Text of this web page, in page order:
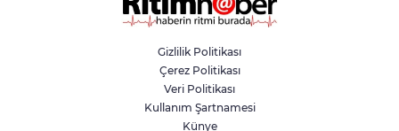
Aslı Hünel’den Bursa Festivali’nde
unutulmaz gece
Osmangazi Belediyesi istihdama köprü
olmayı sürdürüyor
Gizlilik Politikası
Çerez Politikası
Veri Politikası
Kullanım Şartnamesi
Künye